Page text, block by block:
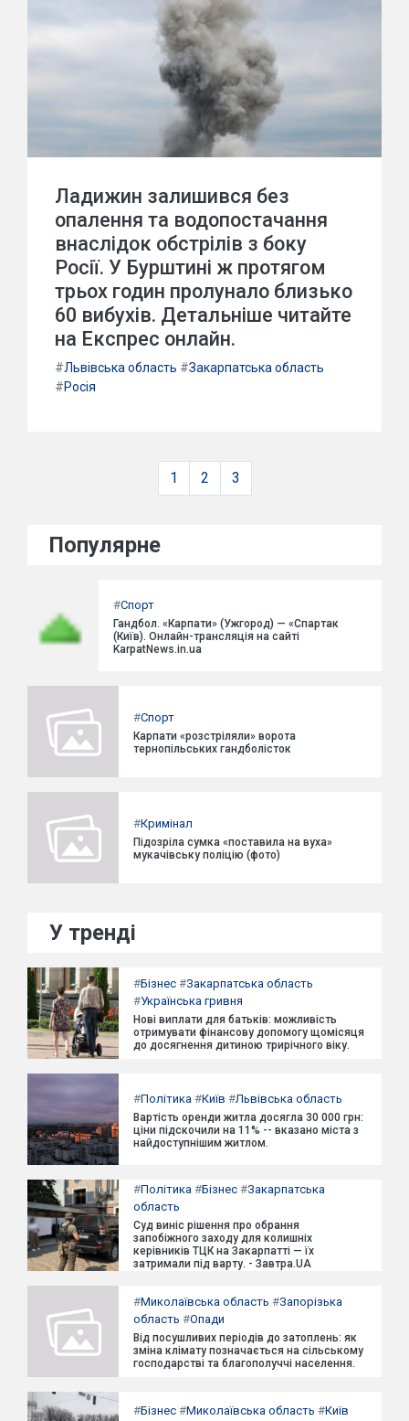
Ладижин залишився без
опалення та водопостачання
внаслідок обстрілів з боку
Росії. У Бурштині ж протягом
трьох годин пролунало близько
60 вибухів. Детальніше читайте
на Експрес онлайн.
#Львівська область #Закарпатська область
#Росія
1 2 3
Популярне
#Спорт
Гандбол. «Карпати» (Ужгород) — «Спартак
(Київ). Онлайн-трансляція на сайті
KarpatNews.in.ua
#Спорт
Карпати «розстріляли» ворота
тернопільських гандболісток
#Кримінал
Підозріла сумка «поставила на вуха»
мукачівську поліцію (фото)
У тренді
#Бізнес #Закарпатська область
#Українська гривня
Нові виплати для батьків: можливість
отримувати фінансову допомогу щомісяця
до досягнення дитиною трирічного віку.
#Політика #Київ #Львівська область
Вартість оренди житла досягла 30 000 грн:
ціни підскочили на 11% -- вказано міста з
найдоступнішим житлом.
#Політика #Бізнес #Закарпатська
область
Суд виніс рішення про обрання
запобіжного заходу для колишніх
керівників ТЦК на Закарпатті — їх
затримали під варту. - Завтра.UA
#Миколаївська область #Запорізька
область #Опади
Від посушливих періодів до затоплень: як
зміна клімату позначається на сільському
господарстві та благополуччі населення.
#Бізнес #Миколаївська область #Київ